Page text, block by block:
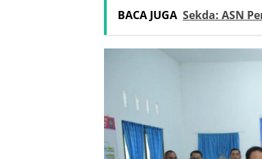
BACA JUGA Sekda: ASN